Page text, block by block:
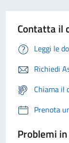
Contatta il
Leggi le
Richiedi
Chiama il
Prenota
Problemi